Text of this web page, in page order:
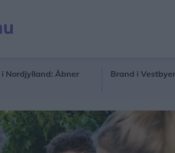
Åbner
Brand i Vestbyen: Søg